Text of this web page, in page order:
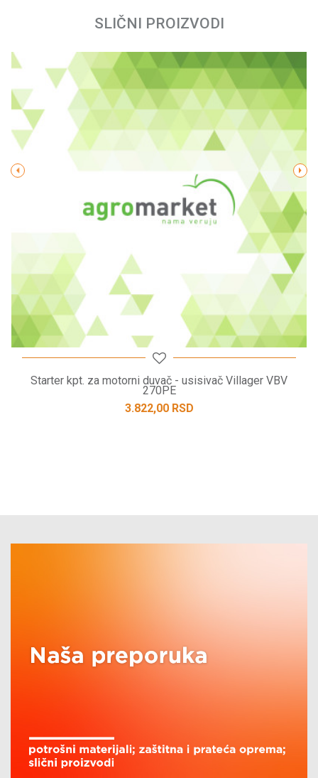
Poruka
SLIČNI PROIZVODI
Starter kpt. za motorni duvač - usisivač Villager VBV
270PE
3.822,00 RSD